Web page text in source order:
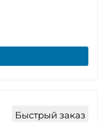
Быстрый заказ